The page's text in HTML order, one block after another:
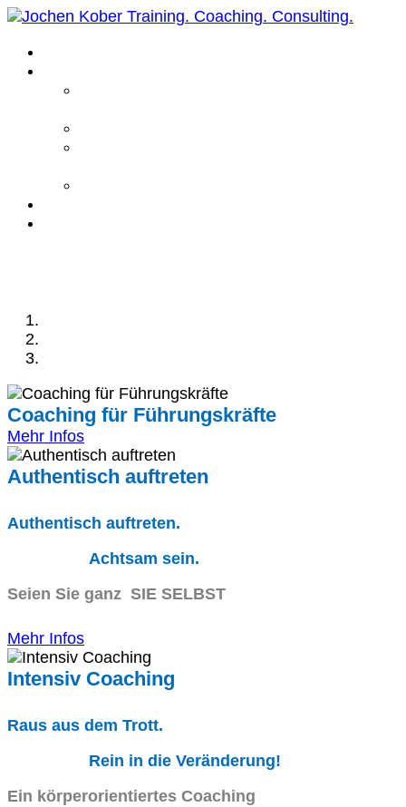
Coaching für Führungskräfte
Mehr Infos
Authentisch auftreten
Authentisch auftreten.
Achtsam sein.
Seien Sie ganz SIE SELBST
Mehr Infos
Intensiv Coaching
Raus aus dem Trott.
Rein in die Veränderung!
Ein körperorientiertes Coaching